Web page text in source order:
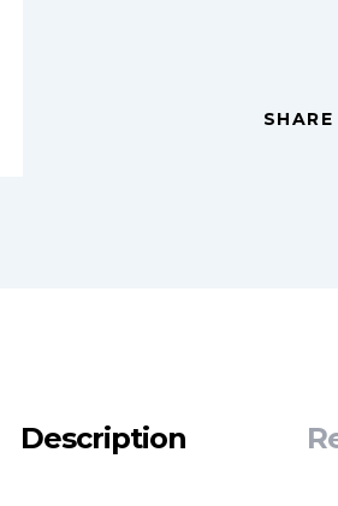
SHARE
Description